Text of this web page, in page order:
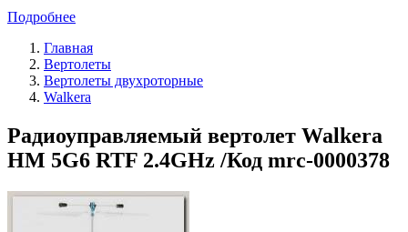
Подробнее
Главная
Вертолеты
Вертолеты двухроторные
Walkera
Радиоуправляемый вертолет Walkera
HM 5G6 RTF 2.4GHz /Код mrc-0000378